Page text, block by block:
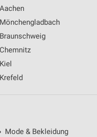
Aachen
Mönchengladbach
Braunschweig
Chemnitz
Kiel
Krefeld
Mode & Bekleidung